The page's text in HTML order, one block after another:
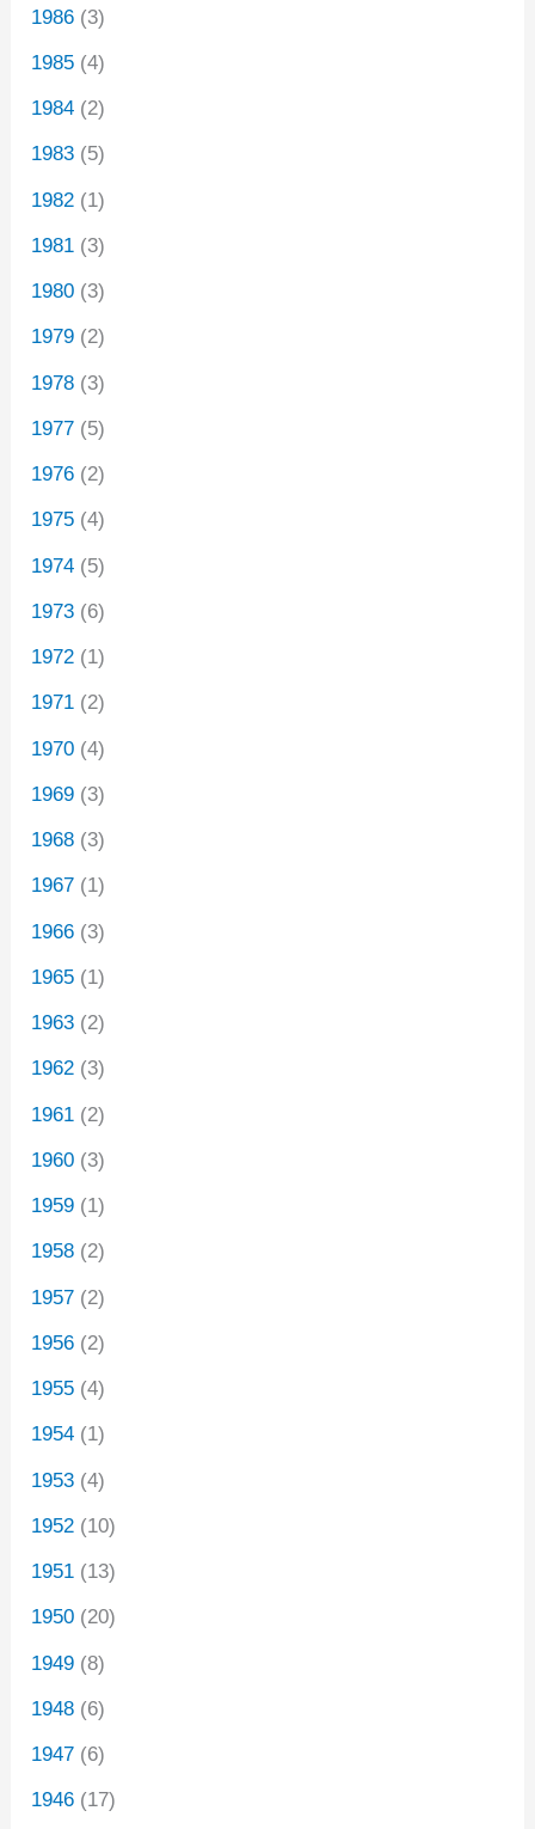
1986 (3)
1985 (4)
1984 (2)
1983 (5)
1982 (1)
1981 (3)
1980 (3)
1979 (2)
1978 (3)
1977 (5)
1976 (2)
1975 (4)
1974 (5)
1973 (6)
1972 (1)
1971 (2)
1970 (4)
1969 (3)
1968 (3)
1967 (1)
1966 (3)
1965 (1)
1963 (2)
1962 (3)
1961 (2)
1960 (3)
1959 (1)
1958 (2)
1957 (2)
1956 (2)
1955 (4)
1954 (1)
1953 (4)
1952 (10)
1951 (13)
1950 (20)
1949 (8)
1948 (6)
1947 (6)
1946 (17)